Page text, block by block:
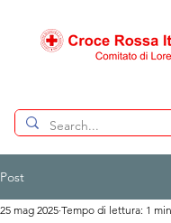
Post
25 mag 2025 Tempo di lettura: 1 min